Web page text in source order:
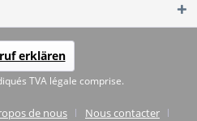
erklären
TVA légale comprise.
de nous
Nous contacter